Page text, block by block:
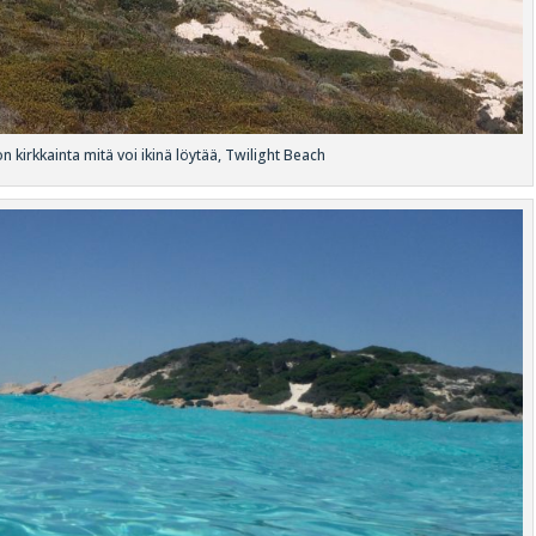
kirkkainta mitä voi ikinä löytää, Twilight Beach